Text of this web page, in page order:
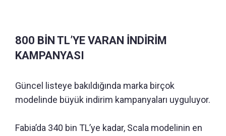
800 BİN TL’YE VARAN İNDİRİM
KAMPANYASI
Güncel listeye bakıldığında marka birçok
modelinde büyük indirim kampanyaları uyguluyor.
Fabia’da 340 bin TL’ye kadar, Scala modelinin en